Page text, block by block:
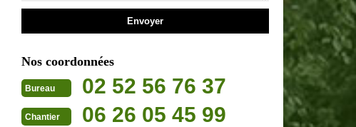
Nos coordonnées
Bureau 02 52 56 76 37
Chantier 06 26 05 45 99